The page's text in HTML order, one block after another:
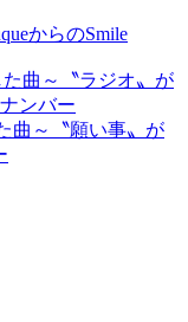
からのSmile
曲～〝ラジオ〟が
ンバー
～〝願い事〟が